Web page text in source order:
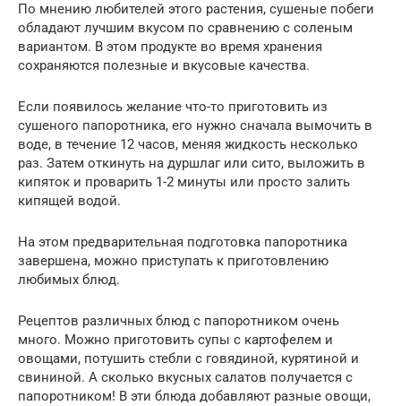
По мнению любителей этого растения, сушеные побеги
обладают лучшим вкусом по сравнению с соленым
вариантом. В этом продукте во время хранения
сохраняются полезные и вкусовые качества.
Если появилось желание что-то приготовить из
сушеного папоротника, его нужно сначала вымочить в
воде, в течение 12 часов, меняя жидкость несколько
раз. Затем откинуть на дуршлаг или сито, выложить в
кипяток и проварить 1-2 минуты или просто залить
кипящей водой.
На этом предварительная подготовка папоротника
завершена, можно приступать к приготовлению
любимых блюд.
Рецептов различных блюд с папоротником очень
много. Можно приготовить супы с картофелем и
овощами, потушить стебли с говядиной, курятиной и
свининой. А сколько вкусных салатов получается с
папоротником! В эти блюда добавляют разные овощи,